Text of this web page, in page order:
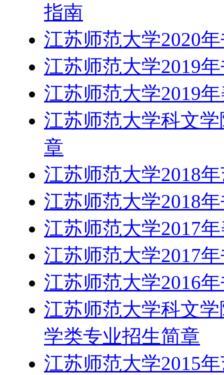
指南
江苏师范大学2020
江苏师范大学2019
江苏师范大学2019
江苏师范大学科文
章
江苏师范大学2018
江苏师范大学2018
江苏师范大学2017
江苏师范大学2017
江苏师范大学2016
江苏师范大学科文
学类专业招生简章
江苏师范大学2015